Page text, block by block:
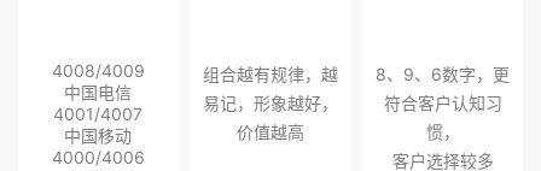
4008/4009
中国电信
4001/4007
中国移动
4000/4006
组合越有规律，越
易记，形象越好，
价值越高
8、9、6数字，更
符合客户认知习
惯，
客户选择较多